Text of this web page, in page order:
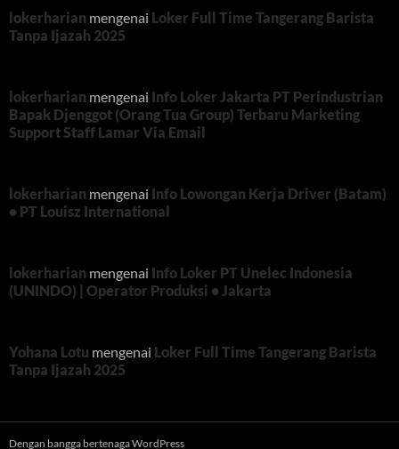
lokerharian mengenai Loker Full Time Tangerang Barista
Tanpa Ijazah 2025
lokerharian mengenai Info Loker Jakarta PT Perindustrian
Bapak Djenggot (Orang Tua Group) Terbaru Marketing
Support Staff Lamar Via Email
lokerharian mengenai Info Lowongan Kerja Driver (Batam)
• PT Louisz International
lokerharian mengenai Info Loker PT Unelec Indonesia
(UNINDO) | Operator Produksi • Jakarta
Yohana Lotu mengenai Loker Full Time Tangerang Barista
Tanpa Ijazah 2025
Dengan bangga bertenaga WordPress